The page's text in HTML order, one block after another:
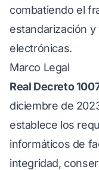
combatiendo el
estandarización
electrónicas.
Marco Legal
Real Decreto
diciembre de
establece los
informáticos de
integridad,